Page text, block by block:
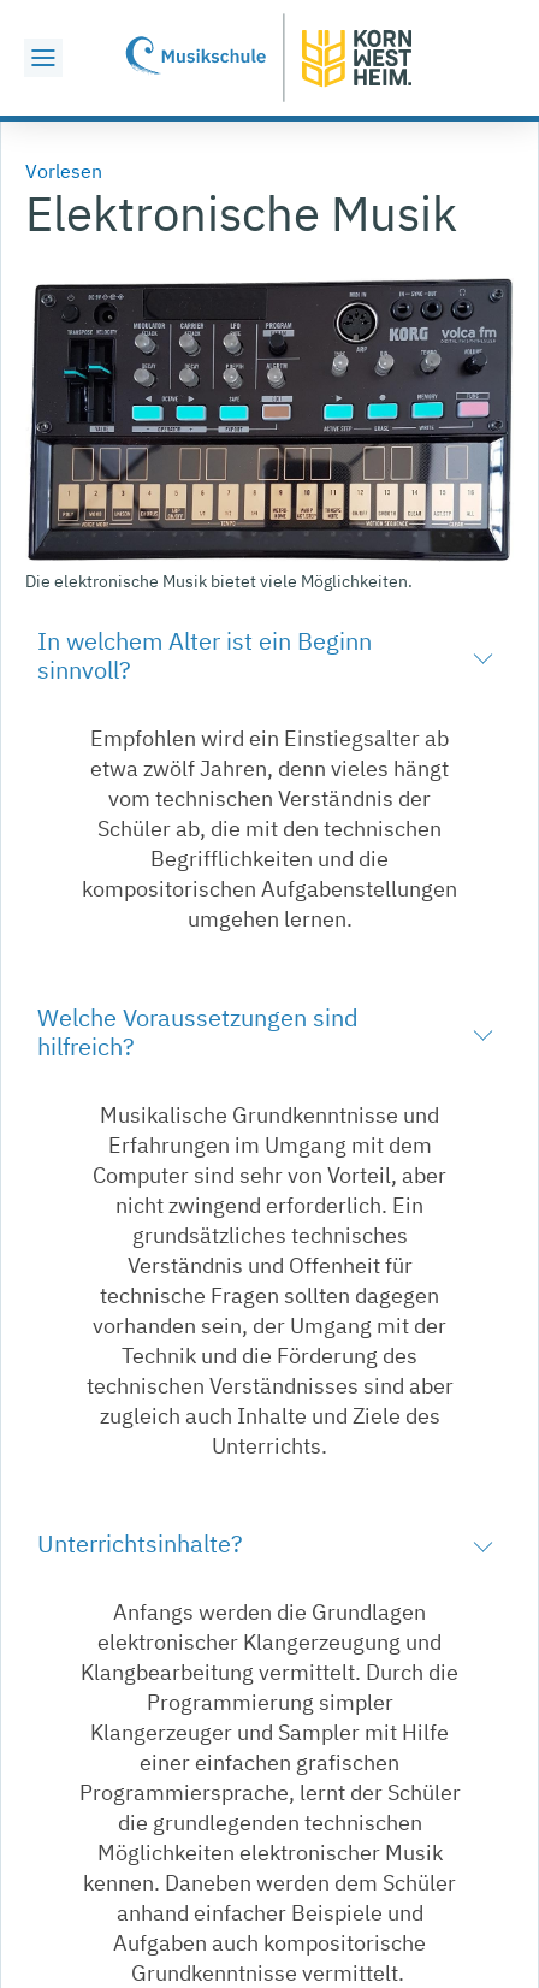
Vorlesen
Elektronische Musik
Die elektronische Musik bietet viele Möglichkeiten.
In welchem Alter ist ein Beginn
sinnvoll?
Empfohlen wird ein Einstiegsalter ab
etwa zwölf Jahren, denn vieles hängt
vom technischen Verständnis der
Schüler ab, die mit den technischen
Begrifflichkeiten und die
kompositorischen Aufgabenstellungen
umgehen lernen.
Welche Voraussetzungen sind
hilfreich?
Musikalische Grundkenntnisse und
Erfahrungen im Umgang mit dem
Computer sind sehr von Vorteil, aber
nicht zwingend erforderlich. Ein
grundsätzliches technisches
Verständnis und Offenheit für
technische Fragen sollten dagegen
vorhanden sein, der Umgang mit der
Technik und die Förderung des
technischen Verständnisses sind aber
zugleich auch Inhalte und Ziele des
Unterrichts.
Unterrichtsinhalte?
Anfangs werden die Grundlagen
elektronischer Klangerzeugung und
Klangbearbeitung vermittelt. Durch die
Programmierung simpler
Klangerzeuger und Sampler mit Hilfe
einer einfachen grafischen
Programmiersprache, lernt der Schüler
die grundlegenden technischen
Möglichkeiten elektronischer Musik
kennen. Daneben werden dem Schüler
anhand einfacher Beispiele und
Aufgaben auch kompositorische
Grundkenntnisse vermittelt.